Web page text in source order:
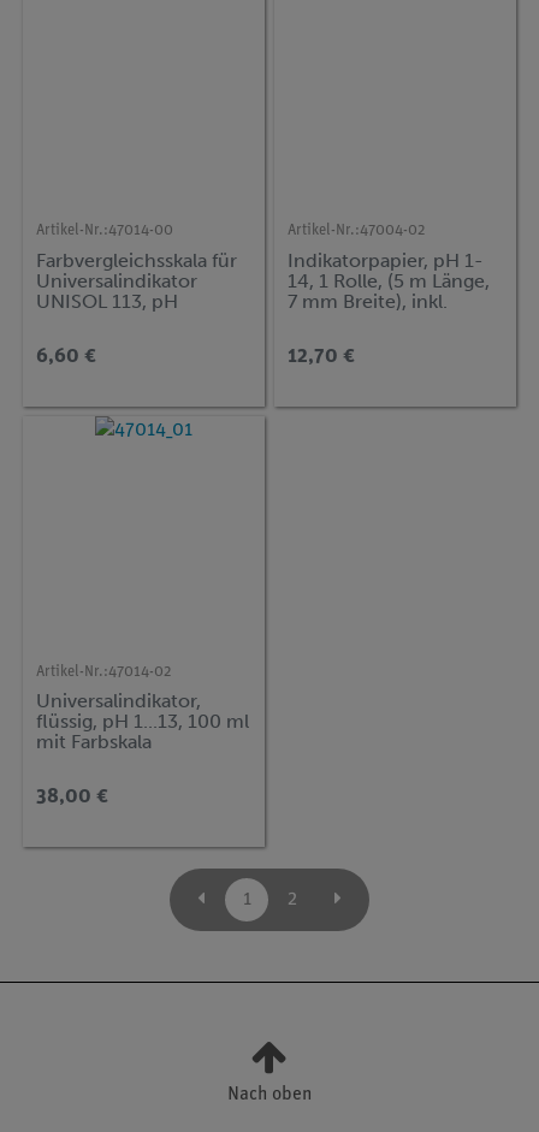
Artikel-Nr.:47014-00
Farbvergleichsskala für
Universalindikator
UNISOL 113, pH
6,60 €
Artikel-Nr.:47004-02
Indikatorpapier, pH 1-
14, 1 Rolle, (5 m Länge,
7 mm Breite), inkl.
12,70 €
Artikel-Nr.:47014-02
Universalindikator,
flüssig, pH 1...13, 100 ml
mit Farbskala
38,00 €
1 2
Nach oben